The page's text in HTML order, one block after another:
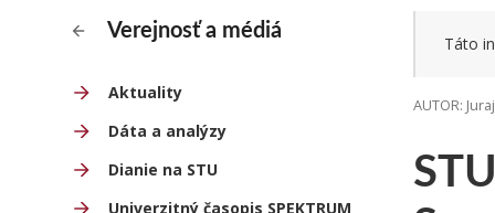
Verejnosť a médiá
Aktuality
Dáta a analýzy
Dianie na STU
Univerzitný časopis SPEKTRUM
Táto
AUTOR: